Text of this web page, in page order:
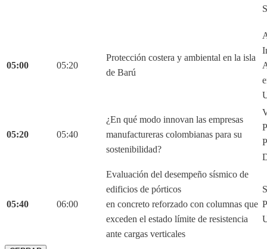
05:00 05:20
Protección costera y ambiental en la isla
de Barú
05:20 05:40
¿En qué modo innovan las empresas
manufactureras colombianas para su
sostenibilidad?
05:40 06:00
Evaluación del desempeño sísmico de
edificios de pórticos
en concreto reforzado con columnas que
exceden el estado límite de resistencia
ante cargas verticales